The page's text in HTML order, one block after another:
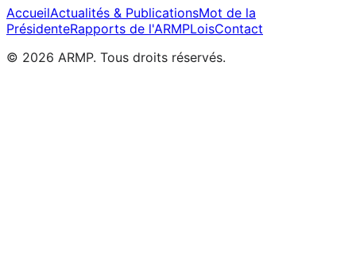
AccueilActualités & PublicationsMot de la
PrésidenteRapports de l'ARMPLoisContact
© 2026 ARMP. Tous droits réservés.